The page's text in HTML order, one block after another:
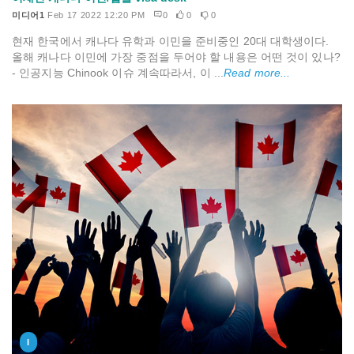
미디어1 Feb 17 2022 12:20 PM 0 0 0
현재 한국에서 캐나다 유학과 이민을 준비중인 20대 대학생이다.
올해 캐나다 이민에 가장 중점을 두어야 할 내용은 어떤 것이 있나?
- 인공지능 Chinook 이슈 계속따라서, 이 ... Read more...
I